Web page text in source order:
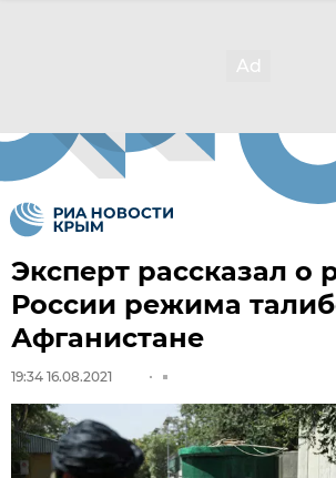
Эксперт рассказал о
России режима
Афганистане
19:34 16.08.2021